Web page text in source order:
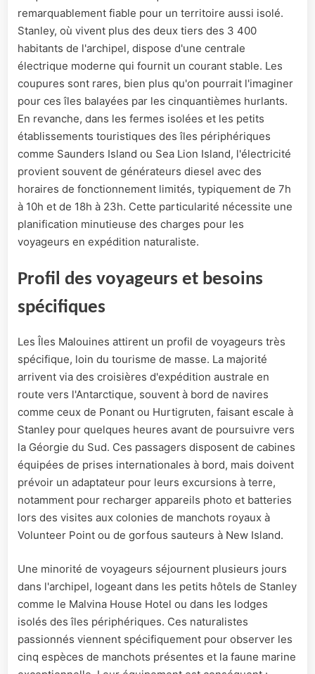
remarquablement fiable pour un territoire aussi isolé.
Stanley, où vivent plus des deux tiers des 3 400
habitants de l'archipel, dispose d'une centrale
électrique moderne qui fournit un courant stable. Les
coupures sont rares, bien plus qu'on pourrait l'imaginer
pour ces îles balayées par les cinquantièmes hurlants.
En revanche, dans les fermes isolées et les petits
établissements touristiques des îles périphériques
comme Saunders Island ou Sea Lion Island, l'électricité
provient souvent de générateurs diesel avec des
horaires de fonctionnement limités, typiquement de 7h
à 10h et de 18h à 23h. Cette particularité nécessite une
planification minutieuse des charges pour les
voyageurs en expédition naturaliste.
Profil des voyageurs et besoins
spécifiques
Les Îles Malouines attirent un profil de voyageurs très
spécifique, loin du tourisme de masse. La majorité
arrivent via des croisières d'expédition australe en
route vers l'Antarctique, souvent à bord de navires
comme ceux de Ponant ou Hurtigruten, faisant escale à
Stanley pour quelques heures avant de poursuivre vers
la Géorgie du Sud. Ces passagers disposent de cabines
équipées de prises internationales à bord, mais doivent
prévoir un adaptateur pour leurs excursions à terre,
notamment pour recharger appareils photo et batteries
lors des visites aux colonies de manchots royaux à
Volunteer Point ou de gorfous sauteurs à New Island.
Une minorité de voyageurs séjournent plusieurs jours
dans l'archipel, logeant dans les petits hôtels de Stanley
comme le Malvina House Hotel ou dans les lodges
isolés des îles périphériques. Ces naturalistes
passionnés viennent spécifiquement pour observer les
cinq espèces de manchots présentes et la faune marine